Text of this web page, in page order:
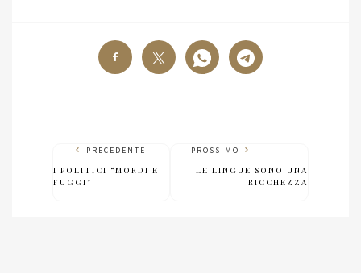
PRECEDENTE
I POLITICI “MORDI E
FUGGI”
PROSSIMO
LE LINGUE SONO UNA
RICCHEZZA